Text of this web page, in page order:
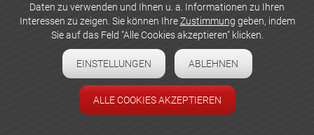
Newsletter abonnieren
Datenschutzerklärung
Cookie-Einstellungen
Daten zu verwenden und Ihnen u. a. Informationen zu Ihren
Interessen zu zeigen. Sie können IhreZustimmung geben, indem
Sie auf das Feld "Alle Cookies akzeptieren" klicken.
EINSTELLUNGEN ABLEHNEN
ALLE COOKIES AKZEPTIEREN